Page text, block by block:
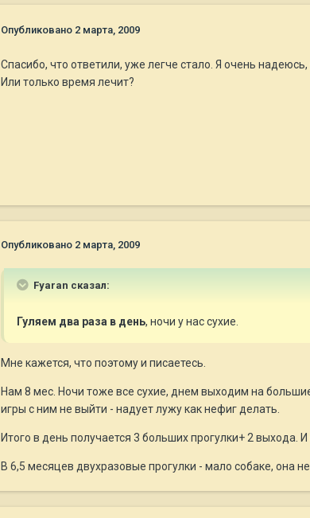
Опубликовано 2 марта, 2009
Спасибо, что ответили, уже легче стало. Я очень
Или только время лечит?
Опубликовано 2 марта, 2009
Fyaran сказал:
Гуляем два раза в день, ночи у нас сухие.
Мне кажется, что поэтому и писаетесь.
Нам 8 мес. Ночи тоже все сухие, днем выходим на
игры с ним не выйти - надует лужу как нефиг делать.
Итого в день получается 3 больших прогулки+ 2 выхода.
В 6,5 месяцев двухразовые прогулки - мало собаке, она